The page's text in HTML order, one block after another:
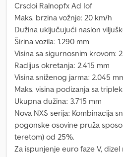
Crsdoi Ralnopfx Ad Iof
Maks. brzina vožnje: 20 km/h
Dužina uključujući naslon
Širina vozila: 1.290 mm
Visina sa sigurnosnim krovom:
Radijus okretanja: 2.415 mm
Visina sniženog jarma: 2.045
Maks. visina podizanja sa
Ukupna dužina: 3.715 mm
Nova NXS serija: Kombinacija
pogonske osovine pruža
teretom) od 25%.
Za ispunjenje euro faze V,